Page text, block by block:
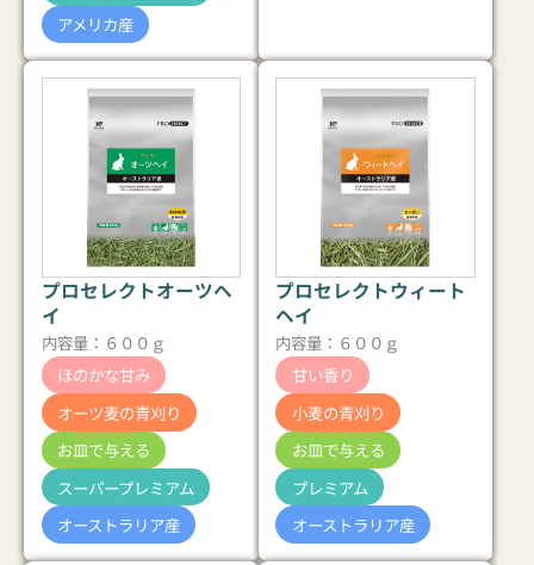
アメリカ産
プロセレクトオーツヘ
イ
内容量：６００ｇ
ほのかな甘み
オーツ麦の青刈り
お皿で与える
スーパープレミアム
オーストラリア産
プロセレクトウィート
ヘイ
内容量：６００ｇ
甘い香り
小麦の青刈り
お皿で与える
プレミアム
オーストラリア産